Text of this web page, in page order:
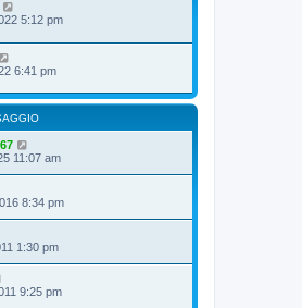
5:12 pm
6:41 pm
11:07 am
8:34 pm
1:30 pm
9:25 pm